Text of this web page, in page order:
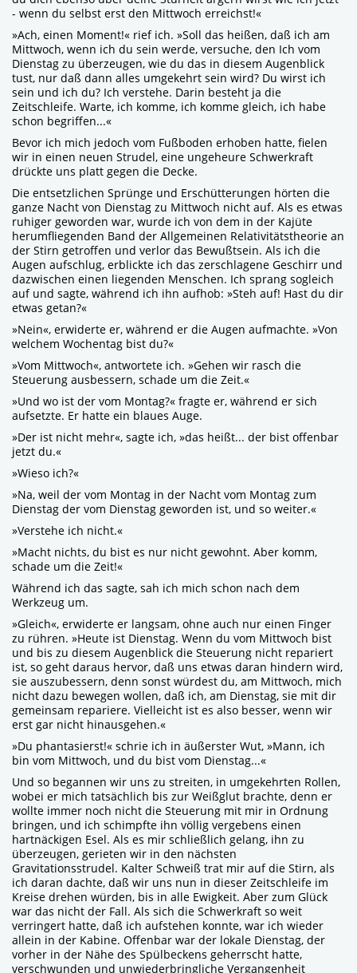
- wenn du selbst erst den Mittwoch erreichst!«
»Ach, einen Moment!« rief ich. »Soll das heißen, daß ich am
Mittwoch, wenn ich du sein werde, versuche, den Ich vom
Dienstag zu überzeugen, wie du das in diesem Augenblick
tust, nur daß dann alles umgekehrt sein wird? Du wirst ich
sein und ich du? Ich verstehe. Darin besteht ja die
Zeitschleife. Warte, ich komme, ich komme gleich, ich habe
schon begriffen...«
Bevor ich mich jedoch vom Fußboden erhoben hatte, fielen
wir in einen neuen Strudel, eine ungeheure Schwerkraft
drückte uns platt gegen die Decke.
Die entsetzlichen Sprünge und Erschütterungen hörten die
ganze Nacht von Dienstag zu Mittwoch nicht auf. Als es etwas
ruhiger geworden war, wurde ich von dem in der Kajüte
herumfliegenden Band der Allgemeinen Relativitätstheorie an
der Stirn getroffen und verlor das Bewußtsein. Als ich die
Augen aufschlug, erblickte ich das zerschlagene Geschirr und
dazwischen einen liegenden Menschen. Ich sprang sogleich
auf und sagte, während ich ihn aufhob: »Steh auf! Hast du dir
etwas getan?«
»Nein«, erwiderte er, während er die Augen aufmachte. »Von
welchem Wochentag bist du?«
»Vom Mittwoch«, antwortete ich. »Gehen wir rasch die
Steuerung ausbessern, schade um die Zeit.«
»Und wo ist der vom Montag?« fragte er, während er sich
aufsetzte. Er hatte ein blaues Auge.
»Der ist nicht mehr«, sagte ich, »das heißt... der bist offenbar
jetzt du.«
»Wieso ich?«
»Na, weil der vom Montag in der Nacht vom Montag zum
Dienstag der vom Dienstag geworden ist, und so weiter.«
»Verstehe ich nicht.«
»Macht nichts, du bist es nur nicht gewohnt. Aber komm,
schade um die Zeit!«
Während ich das sagte, sah ich mich schon nach dem
Werkzeug um.
»Gleich«, erwiderte er langsam, ohne auch nur einen Finger
zu rühren. »Heute ist Dienstag. Wenn du vom Mittwoch bist
und bis zu diesem Augenblick die Steuerung nicht repariert
ist, so geht daraus hervor, daß uns etwas daran hindern wird,
sie auszubessern, denn sonst würdest du, am Mittwoch, mich
nicht dazu bewegen wollen, daß ich, am Dienstag, sie mit dir
gemeinsam repariere. Vielleicht ist es also besser, wenn wir
erst gar nicht hinausgehen.«
»Du phantasierst!« schrie ich in äußerster Wut, »Mann, ich
bin vom Mittwoch, und du bist vom Dienstag...«
Und so begannen wir uns zu streiten, in umgekehrten Rollen,
wobei er mich tatsächlich bis zur Weißglut brachte, denn er
wollte immer noch nicht die Steuerung mit mir in Ordnung
bringen, und ich schimpfte ihn völlig vergebens einen
hartnäckigen Esel. Als es mir schließlich gelang, ihn zu
überzeugen, gerieten wir in den nächsten
Gravitationsstrudel. Kalter Schweiß trat mir auf die Stirn, als
ich daran dachte, daß wir uns nun in dieser Zeitschleife im
Kreise drehen würden, bis in alle Ewigkeit. Aber zum Glück
war das nicht der Fall. Als sich die Schwerkraft so weit
verringert hatte, daß ich aufstehen konnte, war ich wieder
allein in der Kabine. Offenbar war der lokale Dienstag, der
vorher in der Nähe des Spülbeckens geherrscht hatte,
verschwunden und unwiederbringliche Vergangenheit